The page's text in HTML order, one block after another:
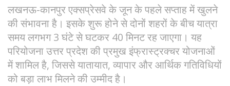
लखनऊ-कानपुर एक्सप्रेसवे के जून के पहले सप्ताह में खुलने
की संभावना है। इसके शुरू होने से दोनों शहरों के बीच यात्रा
समय लगभग 3 घंटे से घटकर 40 मिनट रह जाएगा। यह
परियोजना उत्तर प्रदेश की प्रमुख इंफ्रास्ट्रक्चर योजनाओं
में शामिल है, जिससे यातायात, व्यापार और आर्थिक गतिविधियों
को बड़ा लाभ मिलने की उम्मीद है।